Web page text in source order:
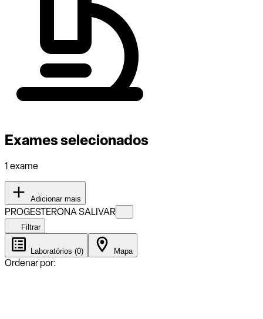
Exames selecionados
1 exame
Adicionar mais
PROGESTERONA SALIVAR
Filtrar
Laboratórios (0) Mapa
Ordenar por: